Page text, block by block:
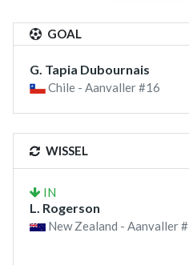
GOAL
G. Tapia Dubournais
Chile - Aanvaller #16
WISSEL
IN
L. Rogerson
New Zealand - Aanvaller #